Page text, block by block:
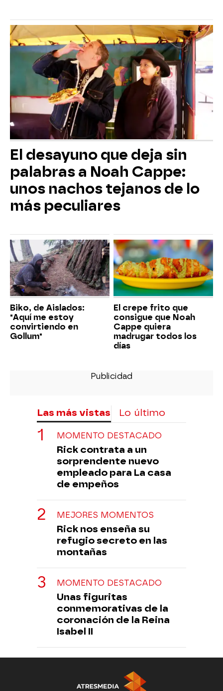
El desayuno que deja sin
palabras a Noah Cappe:
unos nachos tejanos de lo
más peculiares
Biko, de Aislados:
"Aquí me estoy
convirtiendo en
Gollum"
El crepe frito que
consigue que Noah
Cappe quiera
madrugar todos los
días
Las más vistas Lo último
MOMENTO DESTACADO
Rick contrata a un
sorprendente nuevo
empleado para La casa
de empeños
MEJORES MOMENTOS
Rick nos enseña su
refugio secreto en las
montañas
MOMENTO DESTACADO
Unas figuritas
conmemorativas de la
coronación de la Reina
Isabel II